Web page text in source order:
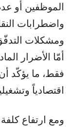
فقط، ما يؤكّد
اقتصادياً
ومع ارتفاع